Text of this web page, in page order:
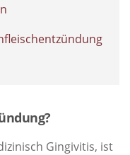
Gingivitis, ist